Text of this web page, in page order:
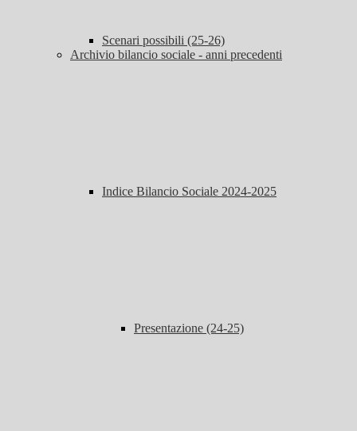
Scenari possibili (25-26)
Archivio bilancio sociale - anni precedenti
Indice Bilancio Sociale 2024-2025
Presentazione (24-25)